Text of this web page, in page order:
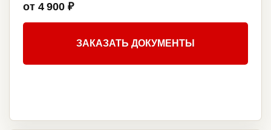
от 4 900 ₽
ЗАКАЗАТЬ ДОКУМЕНТЫ